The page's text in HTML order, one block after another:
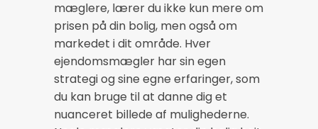
mæglere, lærer du ikke kun mere om
prisen på din bolig, men også om
markedet i dit område. Hver
ejendomsmægler har sin egen
strategi og sine egne erfaringer, som
du kan bruge til at danne dig et
nuanceret billede af mulighederne.